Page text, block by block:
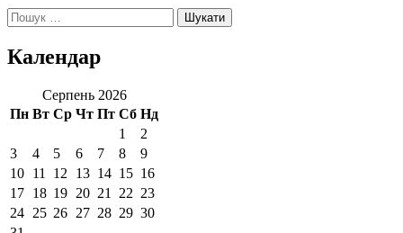
Пошук:
Календар
Серпень 2026
Пн Вт Ср Чт Пт Сб Нд
1
2
3
4 5 6 7 8
9
10 11 12 13 14 15 16
17 18 19 20 21 22 23
24 25 26 27 28 29 30